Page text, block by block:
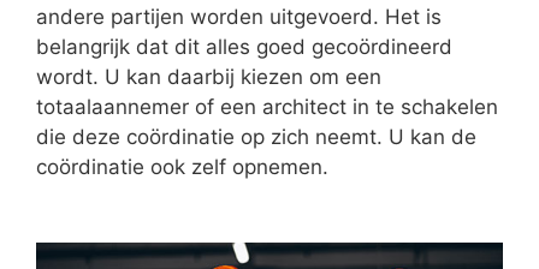
andere partijen worden uitgevoerd. Het is
belangrijk dat dit alles goed gecoördineerd
wordt. U kan daarbij kiezen om een
totaalaannemer of een architect in te schakelen
die deze coördinatie op zich neemt. U kan de
coördinatie ook zelf opnemen.